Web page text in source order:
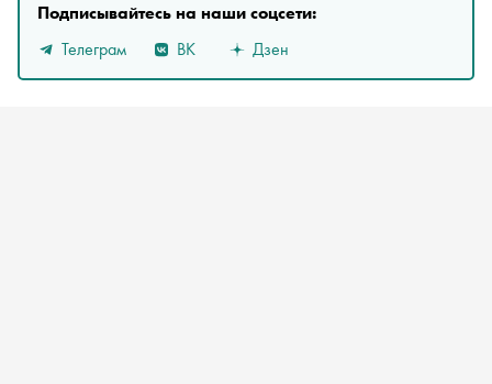
Подписывайтесь на наши соцсети:
Телеграм
ВК Дзен